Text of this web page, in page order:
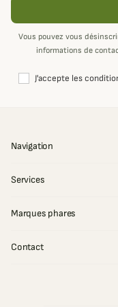
Vous pouvez vous
informations de
J'accepte les
Navigation
Services
Marques phares
Contact